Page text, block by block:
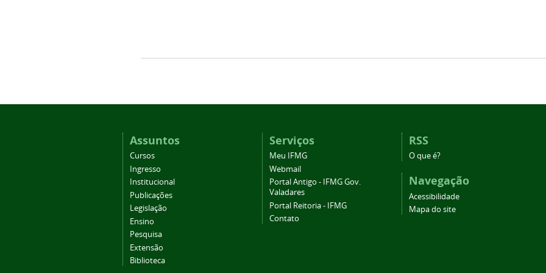
Assuntos
Cursos
Ingresso
Institucional
Publicações
Legislação
Ensino
Pesquisa
Extensão
Biblioteca
Serviços
Meu IFMG
Webmail
Portal Antigo - IFMG Gov.
Valadares
Portal Reitoria - IFMG
Contato
RSS
O que é?
Navegação
Acessibilidade
Mapa do site